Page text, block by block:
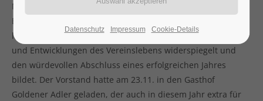
Man konnte fast den Eindruck gewinnen, dass der
Edelweißabend der DAV-Sektion Weißenburg mit Ehrung
langjähriger Mitglieder in gewohnter Weise die Aktivitäten
und Entwicklungen des Vereinslebens widerspiegelt und
den würdevollen Abschluss eines erfolgreichen Jahres
bildet. Der Vorstand hatte am 23.11. in den Gasthof
Goldener Adler geladen, der auch in diesem Jahr extra für
Datenschutz Impressum Cookie-Details